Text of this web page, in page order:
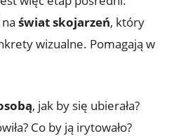
świat skojarzeń, który
wizualne. Pomagają w
, jak by się ubierała?
Co by ją irytowało?